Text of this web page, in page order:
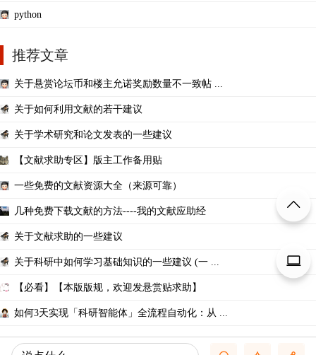
python
推荐文章
关于悬赏论坛币和楼主允诺奖励数量不一致帖 ...
关于如何利用文献的若干建议
关于学术研究和论文发表的一些建议
【文献求助专区】版主工作备用贴
一些免费的文献资源大全（来源可靠）
几种免费下载文献的方法----我的文献应助经
关于文献求助的一些建议
关于科研中如何学习基础知识的一些建议 (一 ...
【必看】【本版版规，欢迎发悬赏贴求助】
如何3天实现「科研智能体」全流程自动化：从 ...